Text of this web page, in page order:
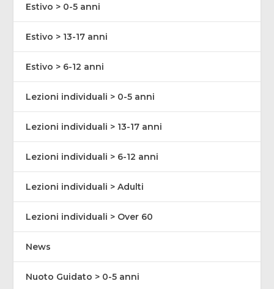
Estivo > 0-5 anni
Estivo > 13-17 anni
Estivo > 6-12 anni
Lezioni individuali > 0-5 anni
Lezioni individuali > 13-17 anni
Lezioni individuali > 6-12 anni
Lezioni individuali > Adulti
Lezioni individuali > Over 60
News
Nuoto Guidato > 0-5 anni